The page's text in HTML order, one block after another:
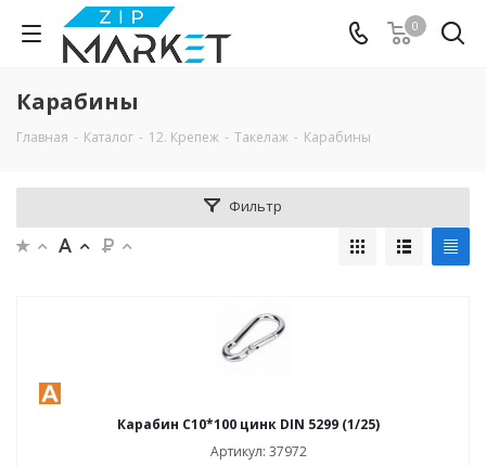
0
Карабины
Главная - Каталог - 12. Крепеж - Такелаж - Карабины
Фильтр
Карабин C10*100 цинк DIN 5299 (1/25)
Артикул: 37972